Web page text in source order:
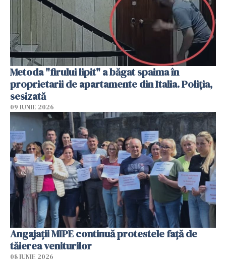
Metoda "firului lipit" a băgat spaima în
proprietarii de apartamente din Italia. Poliția,
sesizată
09 IUNIE 2026
Angajaţii MIPE continuă protestele faţă de
tăierea veniturilor
08 IUNIE 2026